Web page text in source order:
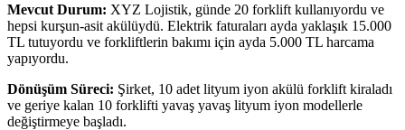
Mevcut Durum: XYZ Lojistik, günde 20 forklift kullanıyordu ve
hepsi kurşun-asit akülüydü. Elektrik faturaları ayda yaklaşık 15.000
TL tutuyordu ve forkliftlerin bakımı için ayda 5.000 TL harcama
yapıyordu.
Dönüşüm Süreci: Şirket, 10 adet lityum iyon akülü forklift kiraladı
ve geriye kalan 10 forklifti yavaş yavaş lityum iyon modellerle
değiştirmeye başladı.